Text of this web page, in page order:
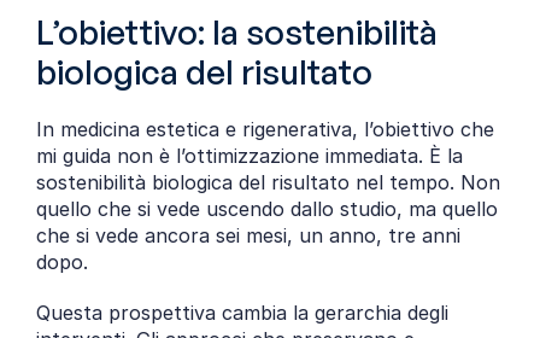
L’obiettivo: la sostenibilità
biologica del risultato
In medicina estetica e rigenerativa, l’obiettivo che
mi guida non è l’ottimizzazione immediata. È la
sostenibilità biologica del risultato nel tempo. Non
quello che si vede uscendo dallo studio, ma quello
che si vede ancora sei mesi, un anno, tre anni
dopo.
Questa prospettiva cambia la gerarchia degli